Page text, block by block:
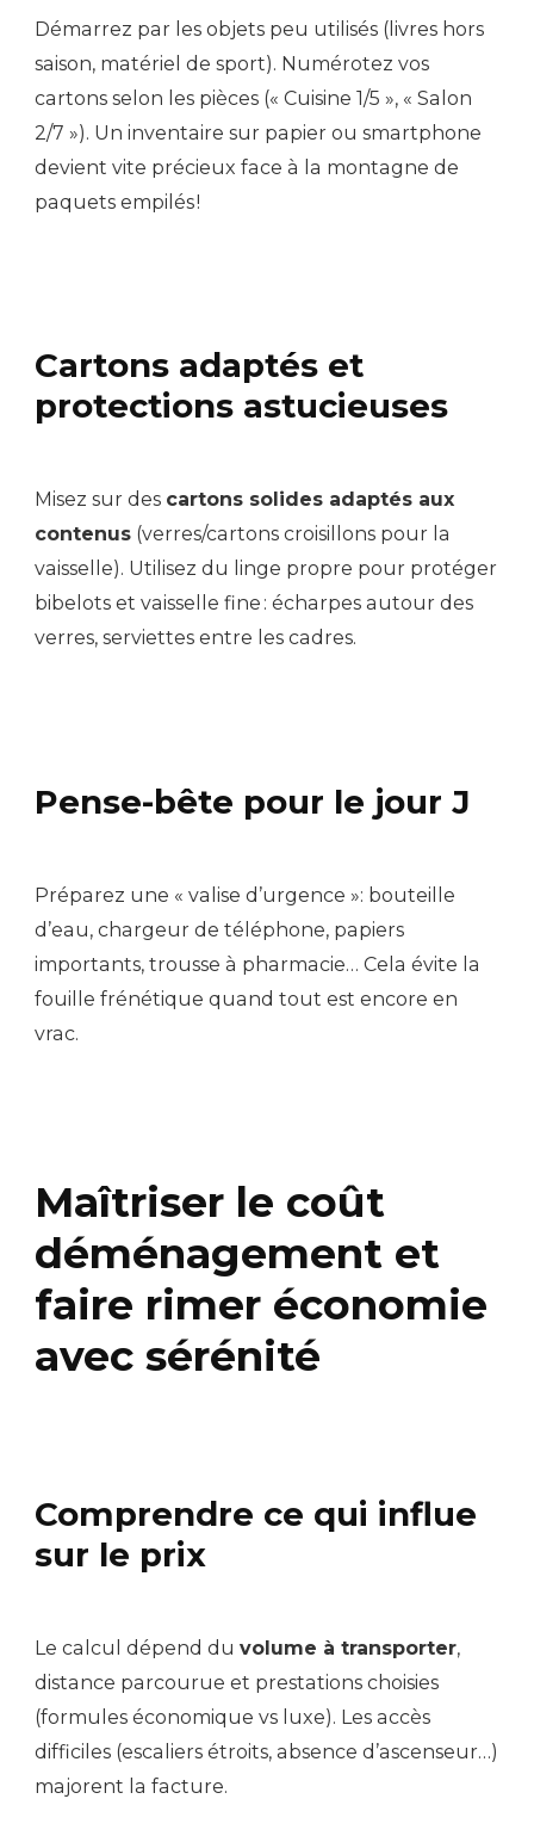
Démarrez par les objets peu utilisés (livres hors
saison, matériel de sport). Numérotez vos
cartons selon les pièces (« Cuisine 1/5 », « Salon
2/7 »). Un inventaire sur papier ou smartphone
devient vite précieux face à la montagne de
paquets empilés !
Cartons adaptés et
protections astucieuses
Misez sur des cartons solides adaptés aux
contenus (verres/cartons croisillons pour la
vaisselle). Utilisez du linge propre pour protéger
bibelots et vaisselle fine : écharpes autour des
verres, serviettes entre les cadres.
Pense-bête pour le jour J
Préparez une « valise d’urgence »: bouteille
d’eau, chargeur de téléphone, papiers
importants, trousse à pharmacie… Cela évite la
fouille frénétique quand tout est encore en
vrac.
Maîtriser le coût
déménagement et
faire rimer économie
avec sérénité
Comprendre ce qui influe
sur le prix
Le calcul dépend du volume à transporter,
distance parcourue et prestations choisies
(formules économique vs luxe). Les accès
difficiles (escaliers étroits, absence d’ascenseur…)
majorent la facture.